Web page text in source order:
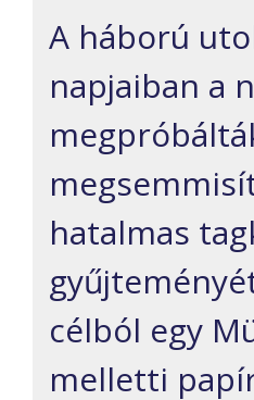
A háború
napjaiban a
hatalmas
célból egy
melletti